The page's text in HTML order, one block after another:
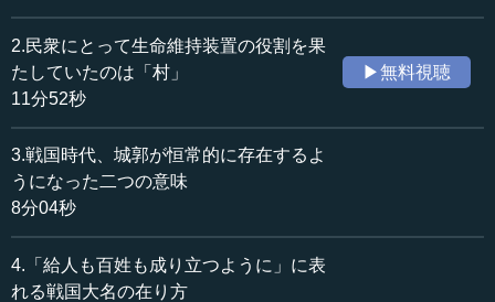
≪全文≫
●新しい領国支配の仕組み
戦国時代における基本的な戦国大名の構造は、領域国
持を基礎としています。戦国大名は、度重なる対外戦争に
よる危機や飢饉災害による村の存立の危機に対して、村を
安定的に存続させるために、さまざまな対策を取っていき
ました。これが、その後の社会への変化を生み出していき
ました。このことを、民衆統治についての資料が最も豊富
な北条家の事例を基に、ご紹介します。
2.民衆にとって生命維持装置の役割を果
たしていたのは「村」
11分52秒
▶無料視聴
3.戦国時代、城郭が恒常的に存在するよ
うになった二つの意味
8分04秒
4.「給人も百姓も成り立つように」に表
れる戦国大名の在り方